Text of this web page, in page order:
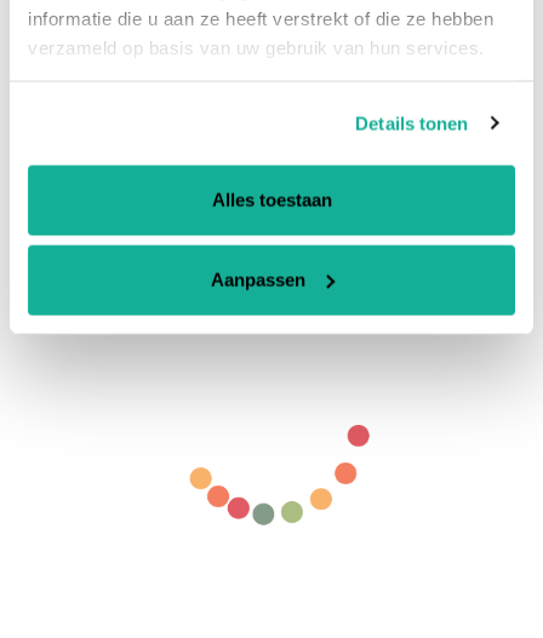
informatie die u aan ze heeft verstrekt of die ze hebben
verzameld op basis van uw gebruik van hun services.
Details tonen
Alles toestaan
Aanpassen
🚚 Fast and secure shipping
ON
FACEBOOK